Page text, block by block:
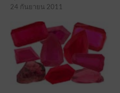
24 กันยายน 2011